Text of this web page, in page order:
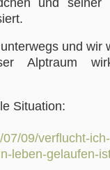
und seiner
und wir
Alptraum
Situation:
09/verflucht-ich-
leben-gelaufen-